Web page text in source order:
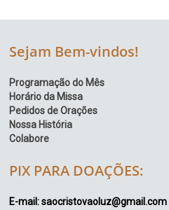
Sejam Bem-vindos!
Programação do Mês
Horário da Missa
Pedidos de Orações
Nossa História
Colabore
PIX PARA DOAÇÕES:
E-mail: saocristovaoluz@gmail.com